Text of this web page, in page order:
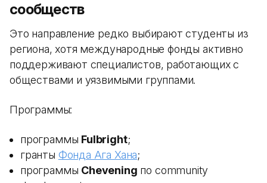
сообществ
Это направление редко выбирают студенты из
региона, хотя международные фонды активно
поддерживают специалистов, работающих с
обществами и уязвимыми группами.
Программы:
программы Fulbright;
гранты Фонда Ага Хана;
программы Chevening по community